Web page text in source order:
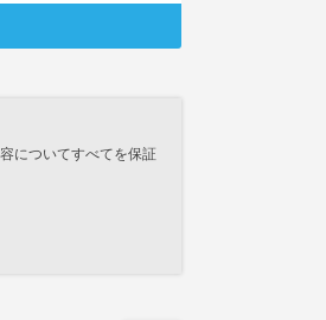
についてすべてを保証